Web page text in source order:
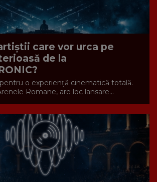
care vor urca pe
de la
o experiență cinematică totală.
Romane, are loc lansare...